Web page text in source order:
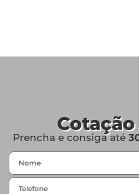
Prencha e consiga até